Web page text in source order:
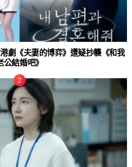
劇《夫妻的博弈》遭疑抄襲《和我
公結婚吧》